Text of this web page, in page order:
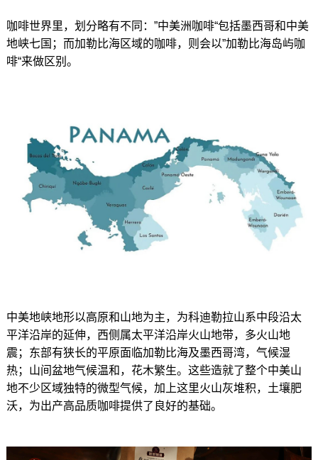
咖啡世界里，划分略有不同：”中美洲咖啡“包括墨西哥和中美
地峡七国；而加勒比海区域的咖啡，则会以”加勒比海岛屿咖
啡“来做区别。
中美地峡地形以高原和山地为主，为科迪勒拉山系中段沿太
平洋沿岸的延伸，西侧属太平洋沿岸火山地带，多火山地
震；东部有狭长的平原面临加勒比海及墨西哥湾，气候湿
热；山间盆地气候温和，花木繁生。这些造就了整个中美山
地不少区域独特的微型气候，加上这里火山灰堆积，土壤肥
沃，为出产高品质咖啡提供了良好的基础。